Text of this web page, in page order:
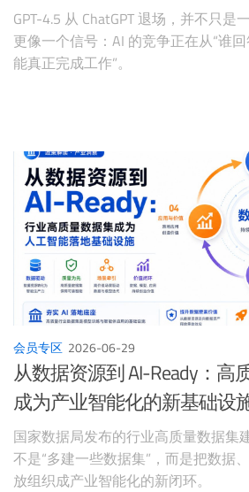
GPT-4.5 从 ChatGPT 退场，并不只是
更像一个信号：AI 的竞争正在从“谁
能真正完成工作”。
会员专区 2026-06-29
从数据资源到 AI-Ready：高
成为产业智能化的新基础设
国家数据局发布的行业高质量数据集
不是“多建一些数据集”，而是把数据
放组织成产业智能化的新闭环。